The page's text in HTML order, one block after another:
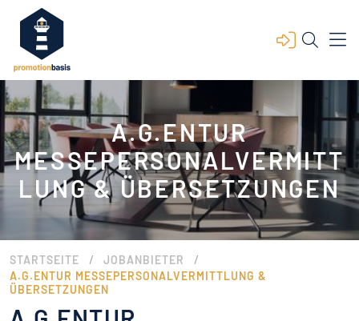
A.G.ENTUR
MESSEPERSONALVERMITT
LUNG & ÜBERSETZUNGEN
STARTSEITE / JOBANBIETER /
A.G.ENTUR MESSEPERSONALVERMITTLUNG &
ÜBERSETZUNGEN